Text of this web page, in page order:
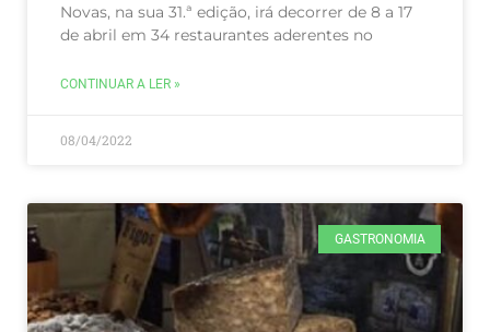
Novas, na sua 31.ª edição, irá decorrer de 8 a 17
de abril em 34 restaurantes aderentes no
CONTINUAR A LER »
08/04/2022
GASTRONOMIA